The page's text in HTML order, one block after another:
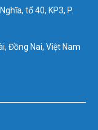
tổ 40, KP3, P.
Đồng Nai, Việt Nam